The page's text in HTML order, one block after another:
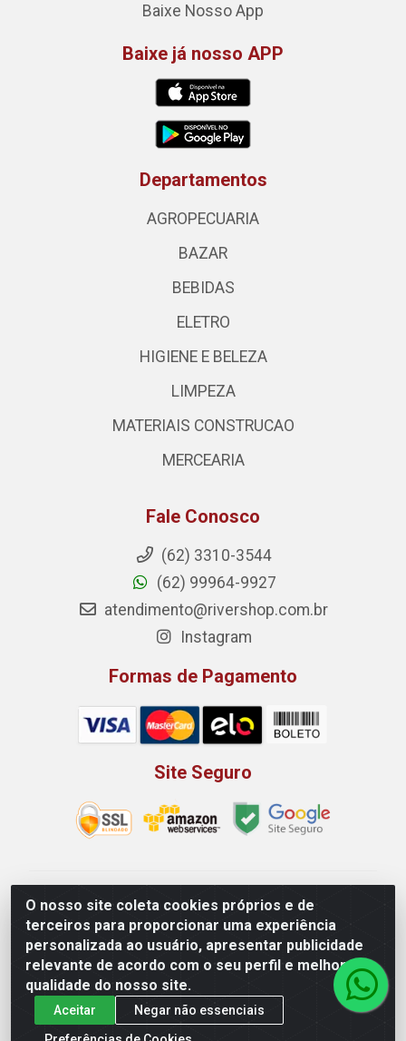
O nosso site coleta cookies próprios e de
terceiros para proporcionar uma experiência
personalizada ao usuário, apresentar publicidade
relevante de acordo com o seu perfil e melhorar a
qualidade do nosso site.
Aceitar
Negar não essenciais
Baixe Nosso App
Baixe já nosso APP
Departamentos
AGROPECUARIA
BAZAR
BEBIDAS
ELETRO
HIGIENE E BELEZA
LIMPEZA
MATERIAIS CONSTRUCAO
MERCEARIA
Fale Conosco
(62) 3310-3544
(62) 99964-9927
atendimento@rivershop.com.br
Instagram
Formas de Pagamento
Site Seguro
Rio Vermelho Distribuição de Alimentos LTDA - Rodovia
BR, 153, KM 52 N 00 QD 00 LT 16 - Bairro Jardim
Eldorado, Anápolis/GO - CEP 75.045-190 - CNPJ
10.912.900/0002-40